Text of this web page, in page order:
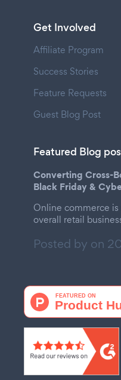
Get Involved
Affiliate Program
Success Stories
Feature Requests
Guest Blog Post
Featured Blog
Converting Cross-
Black Friday &
Online commerce
overall retail
Posted by on